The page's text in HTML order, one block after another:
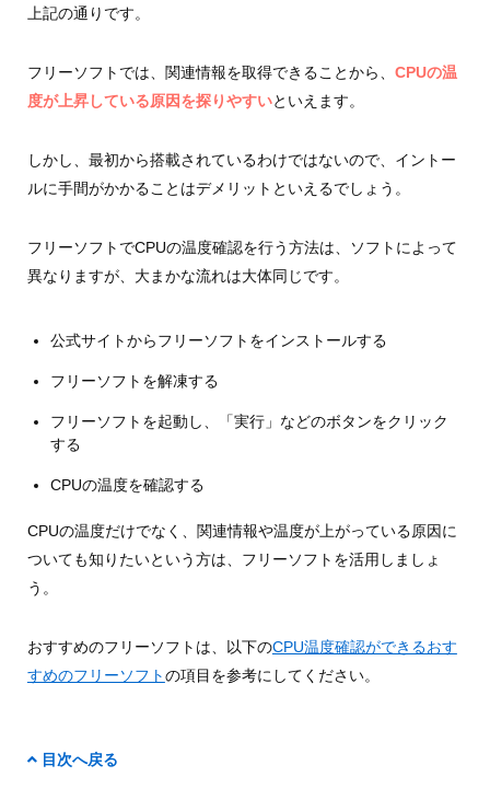
上記の通りです。
フリーソフトでは、関連情報を取得できることから、 CPUの温
度が上昇している原因を探りやすいといえます。
しかし、最初から搭載されているわけではないので、イントー
ルに手間がかかることはデメリットといえるでしょう。
フリーソフトでCPUの温度確認を行う方法は、ソフトによって
異なりますが、大まかな流れは大体同じです。
公式サイトからフリーソフトをインストールする
フリーソフトを解凍する
フリーソフトを起動し、「実行」などのボタンをクリック
する
CPUの温度を確認する
CPUの温度だけでなく、関連情報や温度が上がっている原因に
ついても知りたいという方は、フリーソフトを活用しましょ
う。
おすすめのフリーソフトは、以下のCPU温度確認ができるおす
すめのフリーソフトの項目を参考にしてください。
目次へ戻る